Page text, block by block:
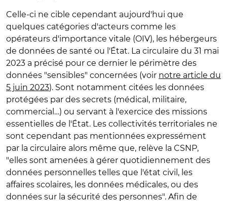
Celle-ci ne cible cependant aujourd'hui que
quelques catégories d'acteurs comme les
opérateurs d'importance vitale (OIV), les hébergeurs
de données de santé ou l'État. La circulaire du 31 mai
2023 a précisé pour ce dernier le périmètre des
données "sensibles" concernées (voir notre article du
5 juin 2023). Sont notamment citées les données
protégées par des secrets (médical, militaire,
commercial…) ou servant à l'exercice des missions
essentielles de l'État. Les collectivités territoriales ne
sont cependant pas mentionnées expressément
par la circulaire alors même que, relève la CSNP,
"elles sont amenées à gérer quotidiennement des
données personnelles telles que l'état civil, les
affaires scolaires, les données médicales, ou des
données sur la sécurité des personnes". Afin de